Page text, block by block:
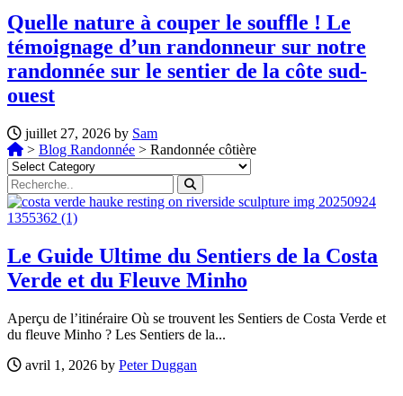
Quelle nature à couper le souffle ! Le
témoignage d’un randonneur sur notre
randonnée sur le sentier de la côte sud-
ouest
juillet 27, 2026 by Sam
> Blog Randonnée > Randonnée côtière
Le Guide Ultime du Sentiers de la Costa
Verde et du Fleuve Minho
Aperçu de l’itinéraire Où se trouvent les Sentiers de Costa Verde et
du fleuve Minho ? Les Sentiers de la...
avril 1, 2026 by Peter Duggan